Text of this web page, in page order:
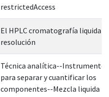
restrictedAccess
El HPLC cromatografía liquida
resolución
Técnica analítica--Instrumento
para separar y cuantificar los
componentes--Mezcla liquida